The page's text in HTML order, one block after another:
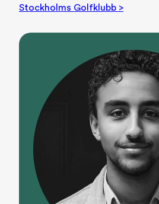
Stockholms Golfklubb >